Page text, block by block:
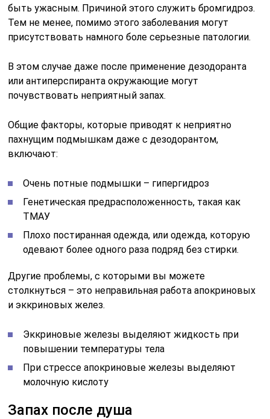
быть ужасным. Причиной этого служить бромгидроз.
Тем не менее, помимо этого заболевания могут
присутствовать намного боле серьезные патологии.
В этом случае даже после применение дезодоранта
или антиперспиранта окружающие могут
почувствовать неприятный запах.
Общие факторы, которые приводят к неприятно
пахнущим подмышкам даже с дезодорантом,
включают:
Очень потные подмышки – гипергидроз
Генетическая предрасположенность, такая как
ТМАУ
Плохо постиранная одежда, или одежда, которую
одевают более одного раза подряд без стирки.
Другие проблемы, с которыми вы можете
столкнуться – это неправильная работа апокриновых
и эккриновых желез.
Эккриновые железы выделяют жидкость при
повышении температуры тела
При стрессе апокриновые железы выделяют
молочную кислоту
Запах после душа